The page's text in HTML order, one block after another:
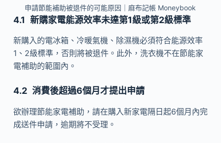
申請節能補助被退件的可能原因｜麻布記帳 Moneybook
新購家電能源效率未達第1級或第2級標準
新購入的電冰箱、冷暖氣機、除濕機必須符合能源效率
1、2級標準，否則將被退件。此外，洗衣機不在節能家
電補助的範圍內。
消費後超過6個月才提出申請
欲辦理節能家電補助，請在購入新家電隔日起6個月內完
成送件申請，逾期將不受理。